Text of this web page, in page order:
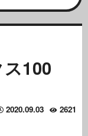
100
2621
2020.09.03